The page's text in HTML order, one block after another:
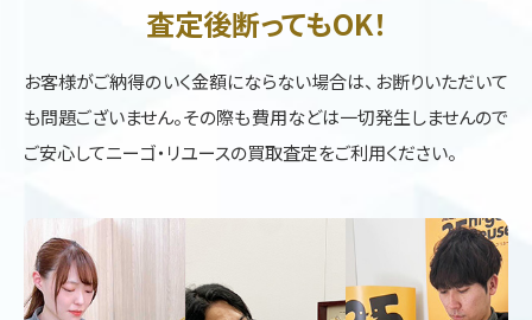
査定後断ってもOK！
お客様がご納得のいく金額にならない場合は、お断りいただいて
も問題ございません。その際も費用などは一切発生しませんので
ご安心してニーゴ・リユースの買取査定をご利用ください。